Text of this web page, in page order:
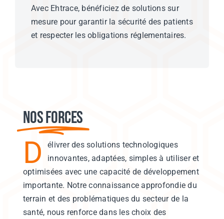
Avec Ehtrace, bénéficiez de solutions sur
mesure pour garantir la sécurité des patients
et respecter les obligations réglementaires.
Nos forces
D
élivrer des solutions technologiques
innovantes, adaptées, simples à utiliser et
optimisées avec une capacité de développement
importante. Notre connaissance approfondie du
terrain et des problématiques du secteur de la
santé, nous renforce dans les choix des